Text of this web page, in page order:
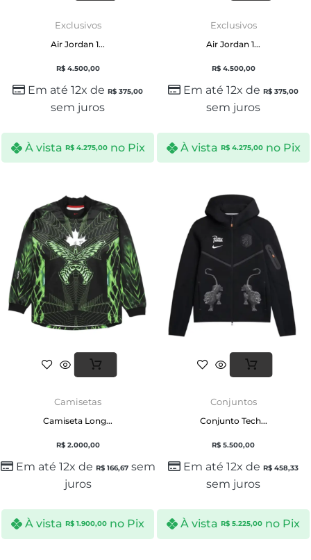
Exclusivos
Air Jordan 1...
R$4.500,00
Em até 12x de R$ 375,00
sem juros
À vista R$4.275,00 no Pix
Exclusivos
Air Jordan 1...
R$4.500,00
Em até 12x de R$ 375,00
sem juros
À vista R$4.275,00 no Pix
Camisetas
Camiseta Long...
R$2.000,00
Em até 12x de R$166,67sem
juros
À vista R$ 1.900,00 no Pix
Conjuntos
Conjunto Tech...
R$ 5.500,00
Em até 12x de R$ 458,33
sem juros
À vista R$ 5.225,00 no Pix